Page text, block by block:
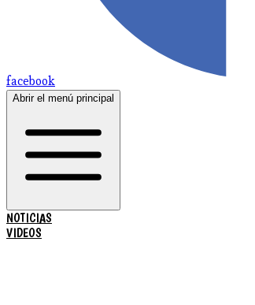
facebook
Abrir el menú principal
NOTICIAS
VIDEOS